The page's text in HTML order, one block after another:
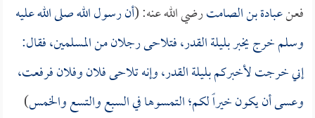
فعنعبادة بن الصامترضي الله عنه: (أن رسول الله صلى الله عليه
وسلم خرج يخبر بليلة القدر، فتلاحى رجلان من المسلمين، فقال:
إني خرجت لأخبركم بليلة القدر، وإنه تلاحى فلان وفلان فرفعت،
وعسى أن يكون خيراً لكم؛ التمسوها في السبع والتسع والخمس)